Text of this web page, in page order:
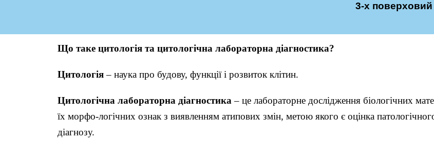
3-х
Що таке цитологія та цитологічна лабораторна діагностика?
Цитологія– наука про будову, функції і розвиток клітин.
Цитологічна лабораторна діагностика – це лабораторне дослідження біологічних
їх морфо-логічних ознак з виявленням атипових змін, метою якого є оцінка
діагнозу.